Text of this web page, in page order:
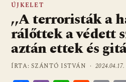
ÚJKELET
,,A terroristák a
rálőttek a védett
aztán ettek és
ÍRTA: SZÁNTÓ ISTVÁN ·2024.04.17.